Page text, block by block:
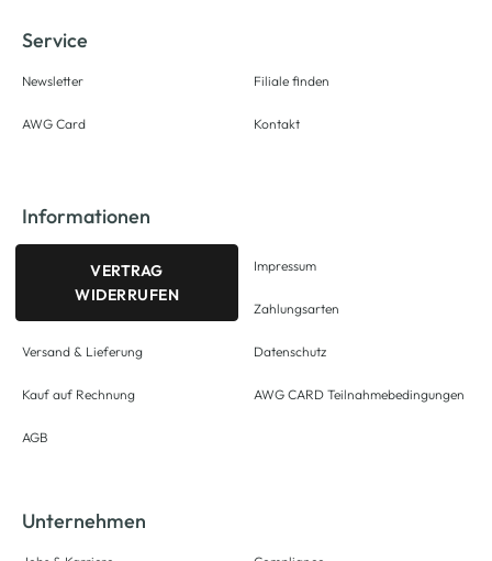
Service
Newsletter
AWG Card
Filiale finden
Kontakt
Informationen
VERTRAG
WIDERRUFEN
Versand & Lieferung
Kauf auf Rechnung
AGB
Impressum
Zahlungsarten
Datenschutz
AWG CARD Teilnahmebedingungen
Unternehmen